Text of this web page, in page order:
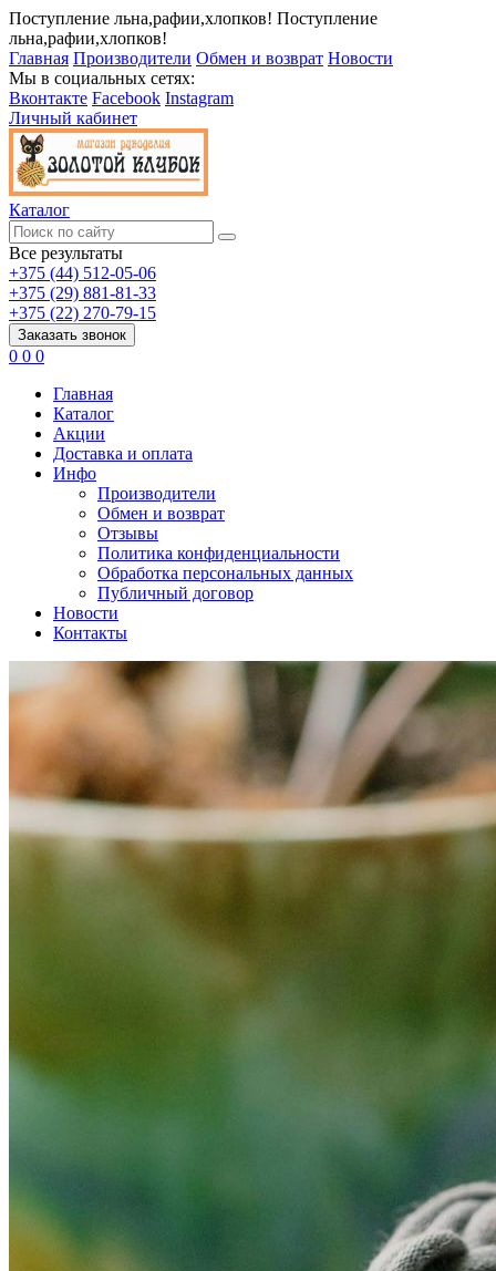
Поступление льна,рафии,хлопков! Поступление
льна,рафии,хлопков!
Главная Производители Обмен и возврат Новости
Мы в социальных сетях:
Вконтакте Facebook Instagram
Личный кабинет
Каталог
Все результаты
+375 (44) 512-05-06
+375 (29) 881-81-33
+375 (22) 270-79-15
Заказать звонок
0 0 0
Главная
Каталог
Акции
Доставка и оплата
Инфо
Производители
Обмен и возврат
Отзывы
Политика конфиденциальности
Обработка персональных данных
Публичный договор
Новости
Контакты